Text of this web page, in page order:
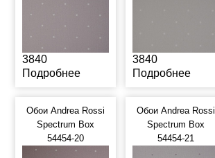
3840
Подробнее
3840
Подробнее
Обои Andrea Rossi
Spectrum Box
54454-20
Обои Andrea Rossi
Spectrum Box
54454-21